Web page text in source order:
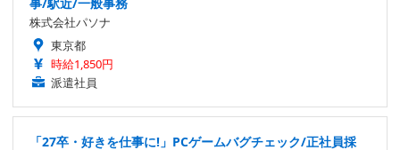
株式会社パソナ
東京都
時給1,850円
派遣社員
「27卒・好きを仕事に!」PCゲームバグチェック/正社員採